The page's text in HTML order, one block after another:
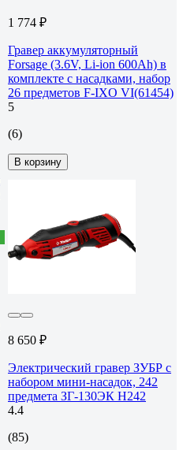
1 774 ₽
Гравер аккумуляторный
Forsage (3.6V, Li-ion 600Ah) в
комплекте с насадками, набор
26 предметов F-IXO VI(61454)
5
(6)
В корзину
8 650 ₽
Электрический гравер ЗУБР с
набором мини-насадок, 242
предмета ЗГ-130ЭК H242
4.4
(85)